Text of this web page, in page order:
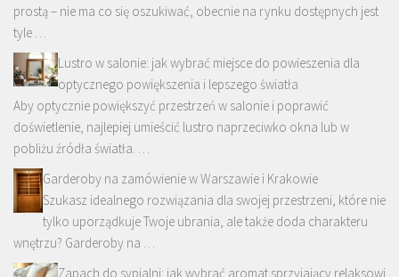
prostą – nie ma co się oszukiwać, obecnie na rynku dostępnych jest
tyle …
Lustro w salonie: jak wybrać miejsce do powieszenia dla
optycznego powiększenia i lepszego światła
Aby optycznie powiększyć przestrzeń w salonie i poprawić
doświetlenie, najlepiej umieścić lustro naprzeciwko okna lub w
pobliżu źródła światła. …
Garderoby na zamówienie w Warszawie i Krakowie
Szukasz idealnego rozwiązania dla swojej przestrzeni, które nie
tylko uporządkuje Twoje ubrania, ale także doda charakteru
wnętrzu? Garderoby na …
Zapach do sypialni: jak wybrać aromat sprzyjający relaksowi